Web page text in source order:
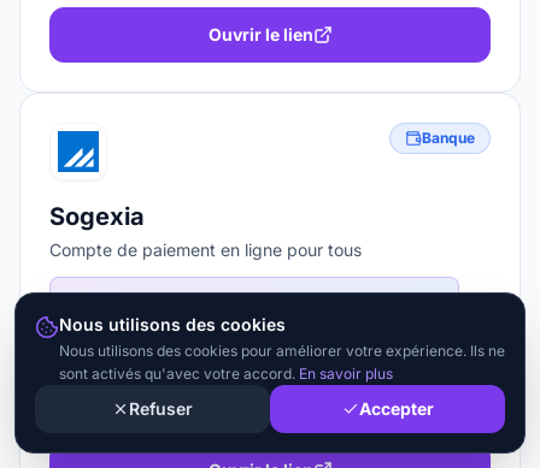
Ouvrir le lien
Banque
Sogexia
Compte de paiement en ligne pour tous
🎁Ouverture gratuite, sans condition de
revenus
Nous utilisons des cookies
Nous utilisons des cookies pour améliorer votre expérience. Ils ne
sont activés qu'avec votre accord. En savoir plus
Refuser Accepter